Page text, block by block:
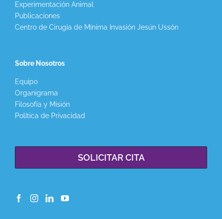
Experimentación Animal
Publicaciones
Centro de Cirugía de Mínima Invasión Jesún Ussón
Sobre Nosotros
Equipo
Organigrama
Filosofía y Misión
Política de Privacidad
SOLICITAR CITA